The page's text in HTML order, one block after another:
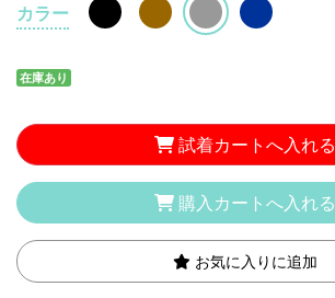
カラー
在庫あり
試着カートへ入れる
購入カートへ入れる
お気に入りに追加